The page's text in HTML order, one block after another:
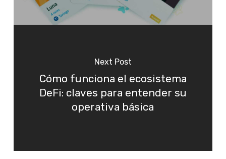
Next Post
Cómo funciona el ecosistema
DeFi: claves para entender su
operativa básica